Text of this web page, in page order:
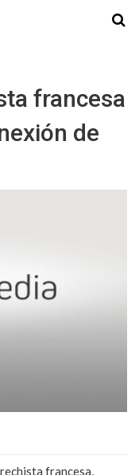
francesa
de
francesa,